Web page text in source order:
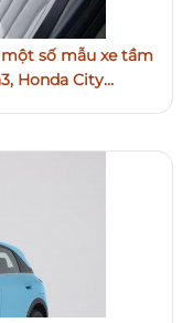
số mẫu xe tầm
Honda City…